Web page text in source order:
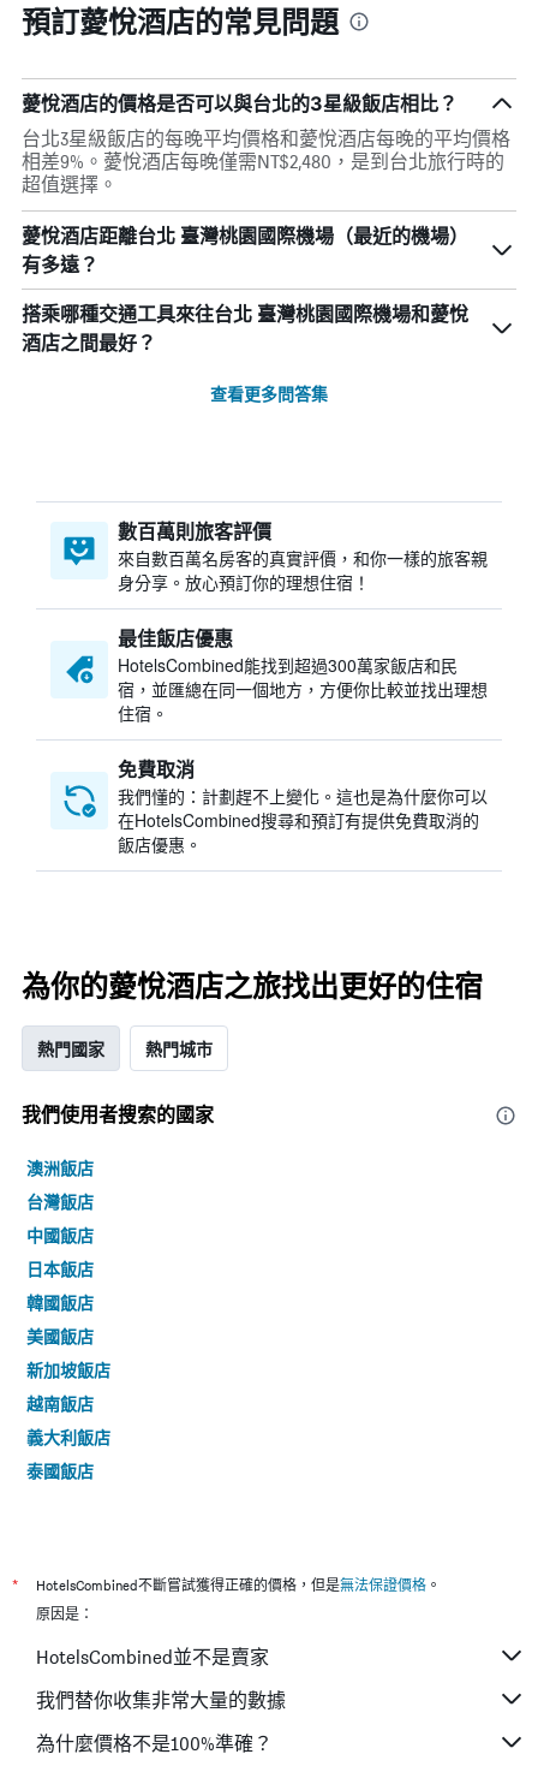
預訂薆悅酒店的常見問題
薆悅酒店的價格是否可以與台北的3星級飯店相比？
台北3星級飯店的每晚平均價格和薆悅酒店每晚的平均價格
相差9%。薆悅酒店每晚僅需NT$2,480，是到台北旅行時的
超值選擇。
薆悅酒店距離台北 臺灣桃園國際機場（最近的機場）
有多遠？
搭乘哪種交通工具來往台北 臺灣桃園國際機場和薆悅
酒店之間最好？
查看更多問答集
數百萬則旅客評價
來自數百萬名房客的真實評價，和你一樣的旅客親
身分享。放心預訂你的理想住宿！
最佳飯店優惠
HotelsCombined​能找到超過300萬家飯店和民
宿，並匯總在同一個地方，方便你比較並找出理想
住宿。
免費取消
我們懂的：計劃趕不上變化。這也是為什麼你可以
在HotelsCombined搜尋和預訂有提供免費取消的
飯店優惠。
為你的薆悅酒店之旅找出更好的住宿
熱門國家 熱門城市
我們使用者搜索的國家
澳洲飯店
台灣飯店
中國飯店
日本飯店
韓國飯店
美國飯店
新加坡飯店
越南飯店
義大利飯店
泰國飯店
* HotelsCombined不斷嘗試獲得正確的價格，但是無法保證價格 。
原因是：
HotelsCombined並不是賣家
我們替你收集非常大量的數據
為什麼價格不是100%準確？